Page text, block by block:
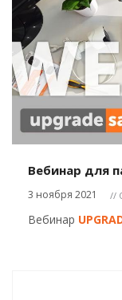
Вебинар для
3 ноября 2021 //
Вебинар